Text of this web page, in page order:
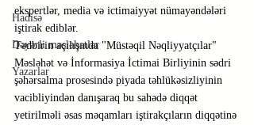
Hadisə
Dəyərli məsləhətlər
Yazarlar
ekspertlər, media və ictimaiyyət nümayəndələri
iştirak ediblər.
Tədbirin açılışında "Müstəqil Nəqliyyatçılar"
Məsləhət və İnformasiya İctimai Birliyinin sədri
şəhərsalma prosesində piyada təhlükəsizliyinin
vacibliyindən danışaraq bu sahədə diqqət
yetirilməli əsas məqamları iştirakçıların diqqətinə